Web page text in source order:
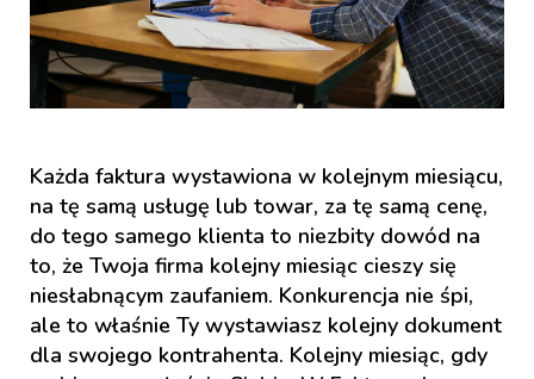
Każda faktura wystawiona w kolejnym miesiącu,
na tę samą usługę lub towar, za tę samą cenę,
do tego samego klienta to niezbity dowód na
to, że Twoja firma kolejny miesiąc cieszy się
niesłabnącym zaufaniem. Konkurencja nie śpi,
ale to właśnie Ty wystawiasz kolejny dokument
dla swojego kontrahenta. Kolejny miesiąc, gdy